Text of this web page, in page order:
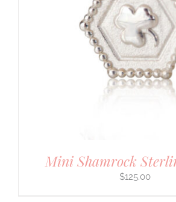
Mini Shamrock
$125.00